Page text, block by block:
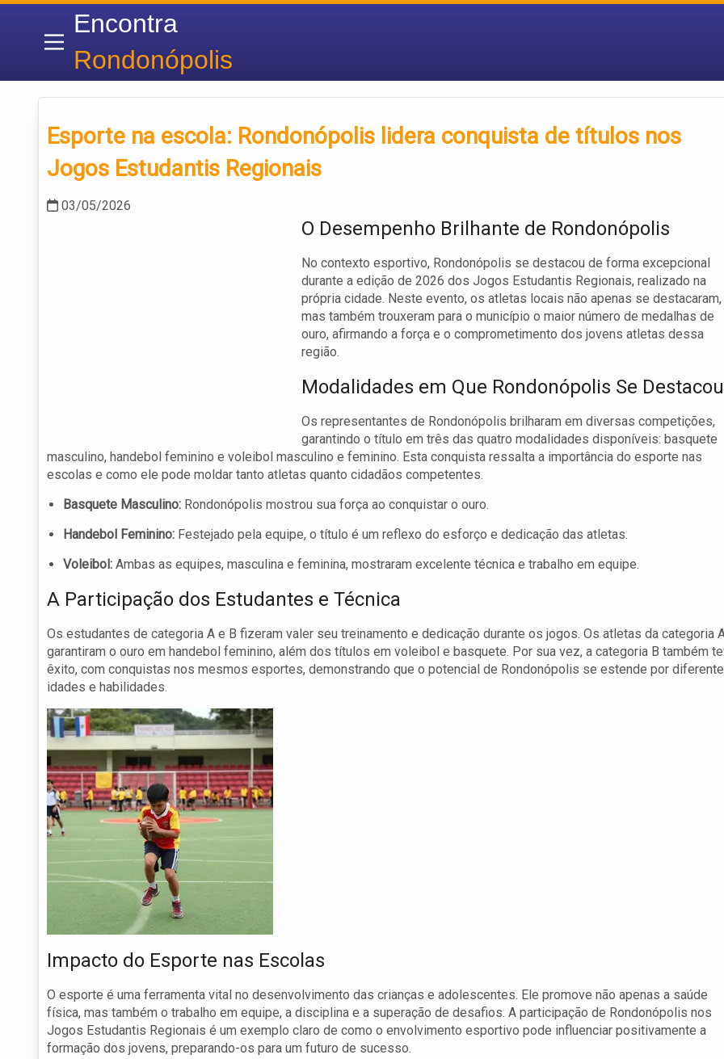
Encontra
Rondonópolis
Esporte na escola: Rondonópolis lidera conquista de títulos nos
Jogos Estudantis Regionais
03/05/2026
O Desempenho Brilhante de Rondonópolis
No contexto esportivo, Rondonópolis se destacou de forma excepcional
durante a edição de 2026 dos Jogos Estudantis Regionais, realizado na
própria cidade. Neste evento, os atletas locais não apenas se destacaram,
mas também trouxeram para o município o maior número de medalhas de
ouro, afirmando a força e o comprometimento dos jovens atletas dessa
região.
Modalidades em Que Rondonópolis Se Destacou
Os representantes de Rondonópolis brilharam em diversas competições,
garantindo o título em três das quatro modalidades disponíveis: basquete
masculino, handebol feminino e voleibol masculino e feminino. Esta conquista ressalta a importância do esporte nas
escolas e como ele pode moldar tanto atletas quanto cidadãos competentes.
Basquete Masculino: Rondonópolis mostrou sua força ao conquistar o ouro.
Handebol Feminino: Festejado pela equipe, o título é um reflexo do esforço e dedicação das atletas.
Voleibol: Ambas as equipes, masculina e feminina, mostraram excelente técnica e trabalho em equipe.
A Participação dos Estudantes e Técnica
Os estudantes de categoria A e B fizeram valer seu treinamento e dedicação durante os jogos. Os atletas da categoria
garantiram o ouro em handebol feminino, além dos títulos em voleibol e basquete. Por sua vez, a categoria B também
êxito, com conquistas nos mesmos esportes, demonstrando que o potencial de Rondonópolis se estende por
idades e habilidades.
Impacto do Esporte nas Escolas
O esporte é uma ferramenta vital no desenvolvimento das crianças e adolescentes. Ele promove não apenas a saúde
física, mas também o trabalho em equipe, a disciplina e a superação de desafios. A participação de Rondonópolis nos
Jogos Estudantis Regionais é um exemplo claro de como o envolvimento esportivo pode influenciar positivamente a
formação dos jovens, preparando-os para um futuro de sucesso.